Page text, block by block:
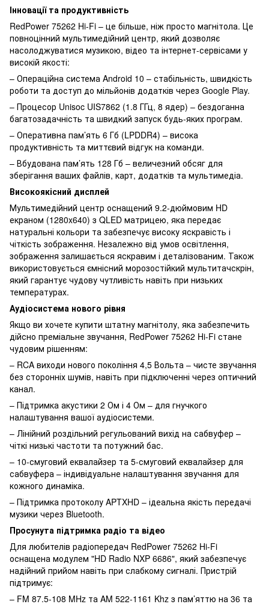
Інновації та продуктивність
RedPower 75262 Hi-Fi – це більше, ніж просто магнітола. Це
повноцінний мультимедійний центр, який дозволяє
насолоджуватися музикою, відео та інтернет-сервісами у
високій якості:
– Операційна система Android 10 – стабільність, швидкість
роботи та доступ до мільйонів додатків через Google Play.
– Процесор Unisoc UIS7862 (1.8 ГГц, 8 ядер) – бездоганна
багатозадачність та швидкий запуск будь-яких програм.
– Оперативна пам’ять 6 Гб (LPDDR4) – висока
продуктивність та миттєвий відгук на команди.
– Вбудована пам’ять 128 Гб – величезний обсяг для
зберігання ваших файлів, карт, додатків та мультимедіа.
Високоякісний дисплей
Мультимедійний центр оснащений 9.2-дюймовим HD
екраном (1280x640) з QLED матрицею, яка передає
натуральні кольори та забезпечує високу яскравість і
чіткість зображення. Незалежно від умов освітлення,
зображення залишається яскравим і деталізованим. Також
використовується ємнісний морозостійкий мультитачскрін,
який гарантує чудову чутливість навіть при низьких
температурах.
Аудіосистема нового рівня
Якщо ви хочете купити штатну магнітолу, яка забезпечить
дійсно преміальне звучання, RedPower 75262 Hi-Fi стане
чудовим рішенням:
– RCA виходи нового покоління 4,5 Вольта – чисте звучання
без сторонніх шумів, навіть при підключенні через оптичний
канал.
– Підтримка акустики 2 Ом і 4 Ом – для гнучкого
налаштування вашої аудіосистеми.
– Лінійний роздільний регульований вихід на сабвуфер –
чіткі низькі частоти та потужний бас.
– 10-смуговий еквалайзер та 5-смуговий еквалайзер для
сабвуфера – індивідуальне налаштування звучання для
кожного динаміка.
– Підтримка протоколу APTXHD – ідеальна якість передачі
музики через Bluetooth.
Просунута підтримка радіо та відео
Для любителів радіопередач RedPower 75262 Hi-Fi
оснащена модулем "HD Radio NXP 6686", який забезпечує
надійний прийом навіть при слабкому сигналі. Пристрій
підтримує:
– FM 87.5-108 MHz та AM 522-1161 Khz з пам’яттю на 36 та